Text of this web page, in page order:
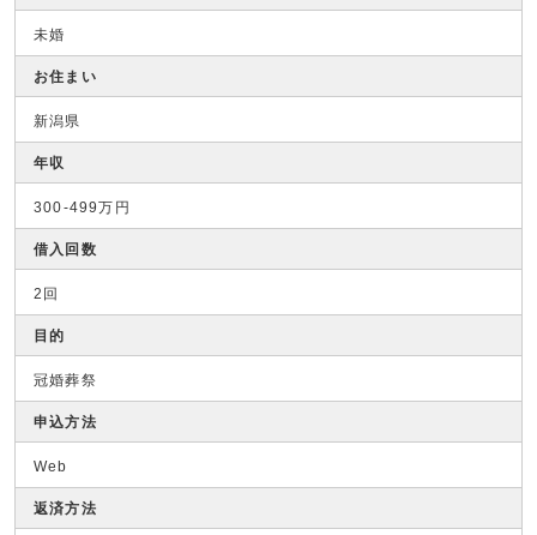
未婚
お住まい
新潟県
年収
300-499万円
借入回数
2回
目的
冠婚葬祭
申込方法
Web
返済方法